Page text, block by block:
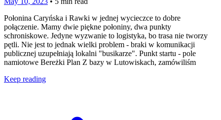
Połonina Caryńska i Rawki w jednej wycieczce to dobre
połączenie. Mamy dwie piękne połoniny, dwa punkty
schroniskowe. Jedyne wyzwanie to logistyka, bo trasa nie tworzy
pętli. Nie jest to jednak wielki problem - braki w komunikacji
publicznej uzupełniają lokalni "busikarze". Punkt startu - pole
namiotowe Bereżki Plan Z bazy w Lutowiskach, zamówiliśm
Keep reading